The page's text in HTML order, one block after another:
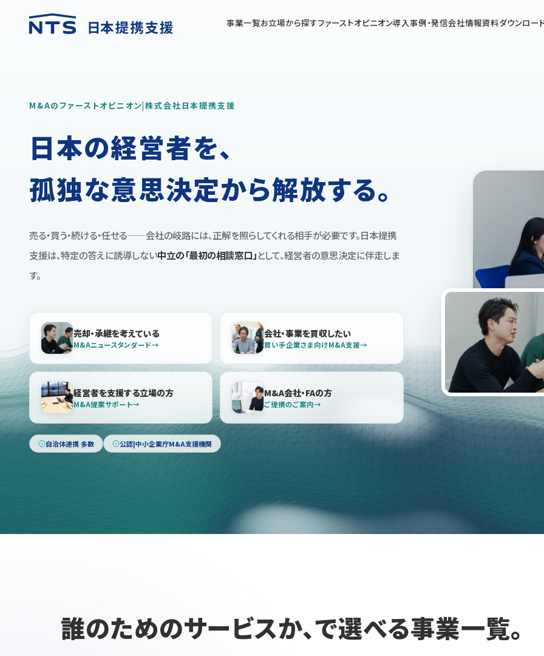
事業一覧お立場から探すファーストオピニオン導入事例・発信会社情報資料ダウンロー
M&Aのファーストオピニオン|株式会社日本提携支援
日本の経営者を、
孤独な意思決定から解放する。
売る・買う・続ける・任せる——会社の岐路には、正解を照らしてくれる相手が必要です。日本提携
支援は、特定の答えに誘導しない中立の「最初の相談窓口」として、経営者の意思決定に伴走しま
す。
売却・承継を考えている
M&Aニュースタンダード
会社・事業を買収したい
買い手企業さま向けM&A支援
経営者を支援する立場の方
M&A提案サポート
M&A会社・FAの方
ご提携のご案内
自治体連携 多数 公認|中小企業庁M&A支援機関
誰のためのサービスか、で選べる事業一覧。